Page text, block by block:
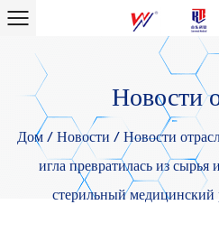
Новости
Дом / Новости / Новости
игла превратилась из
стерильный медицинский